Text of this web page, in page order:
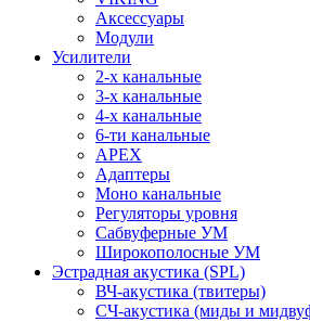
Аксессуары
Модули
Усилители
2-х канальные
3-х канальные
4-х канальные
6-ти канальные
APEX
Адаптеры
Моно канальные
Регуляторы уровня
Сабвуферные УМ
Широкополосные УМ
Эстрадная акустика (SPL)
ВЧ-акустика (твитеры)
СЧ-акустика (миды и